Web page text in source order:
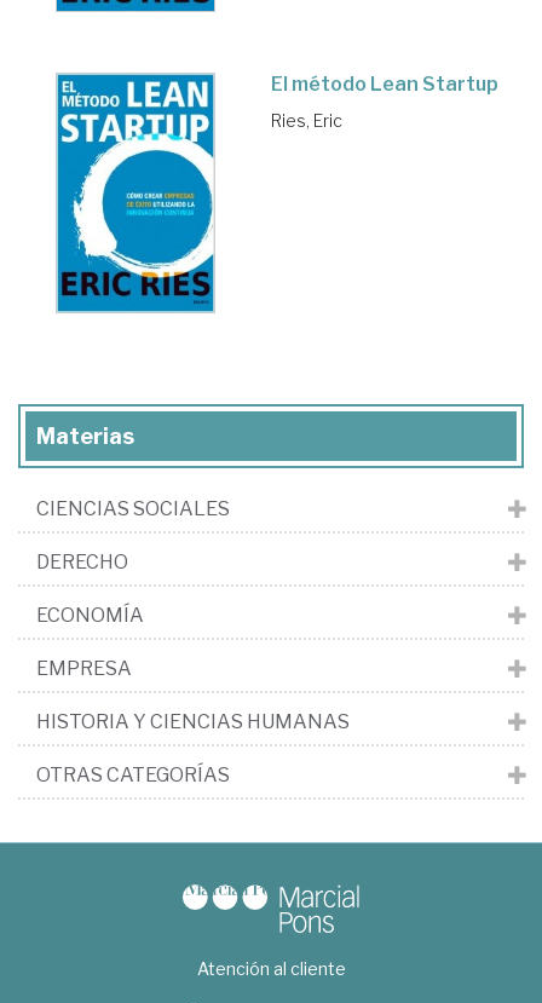
El método Lean Startup
Ries, Eric
Materias
CIENCIAS SOCIALES
DERECHO
ECONOMÍA
EMPRESA
HISTORIA Y CIENCIAS HUMANAS
OTRAS CATEGORÍAS
Atención al cliente